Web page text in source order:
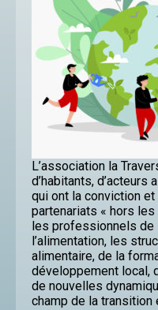
L’association la
d’habitants,
qui ont la conviction
partenariats « hors
les professionnels de
l’alimentation, les
alimentaire, de la
développement local,
de nouvelles
champ de la transition